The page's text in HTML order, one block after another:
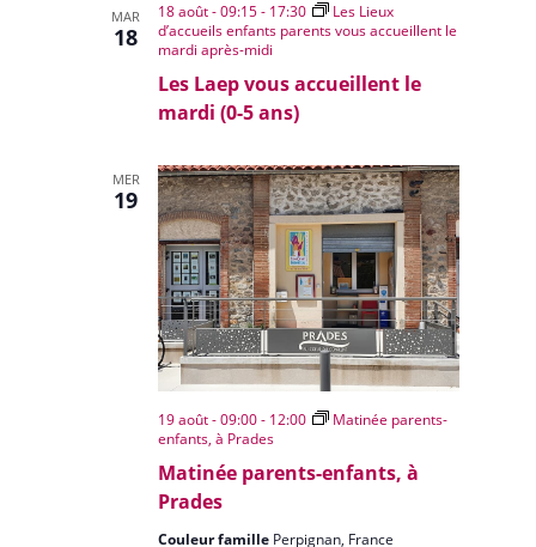
MAR
18
Les Laep vous accueillent le
mardi (0-5 ans)
18 août - 09:15- 17:30
Les Lieux
d’accueils enfants parents vous accueillent le
mardi après-midi
MER
19
Matinée parents-enfants, à
Prades
19 août - 09:00- 12:00
Matinée parents-
enfants, à Prades
Couleur famille Perpignan, France